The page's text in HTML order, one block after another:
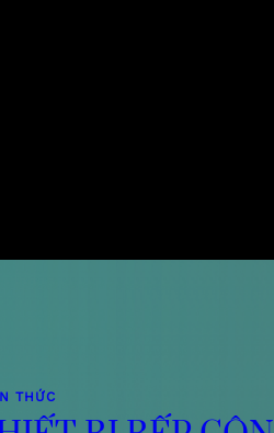
THỨC